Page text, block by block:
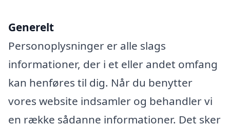
Generelt
Personoplysninger er alle slags
informationer, der i et eller andet omfang
kan henføres til dig. Når du benytter
vores website indsamler og behandler vi
en række sådanne informationer. Det sker